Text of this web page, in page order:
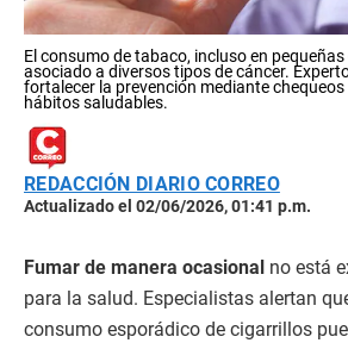
El consumo de tabaco, incluso en
asociado a diversos tipos de cáncer.
fortalecer la prevención mediante
hábitos saludables.
REDACCIÓN DIARIO CORREO
Actualizado el 02/06/2026, 01:41 p.m.
Fumar de manera ocasional no está
para la salud. Especialistas alertan
consumo esporádico de cigarrillos